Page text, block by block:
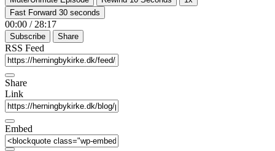
Fast Forward 30 seconds
00:00 / 28:17
Subscribe Share
RSS Feed
Share
Link
Embed